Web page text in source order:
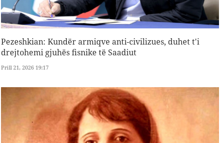
Pezeshkian: Kundër armiqve anti-civilizues, duhet t'i
drejtohemi gjuhës fisnike të Saadiut
Prill 21, 2026 19:17